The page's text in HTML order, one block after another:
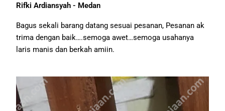
Rifki Ardiansyah - Medan
Bagus sekali barang datang sesuai pesanan, Pesanan ak
trima dengan baik….semoga awet…semoga usahanya
laris manis dan berkah amiin.